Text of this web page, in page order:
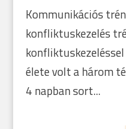
Kommunikációs
konfliktuskezelés
élete volt a három
4 napban sort...